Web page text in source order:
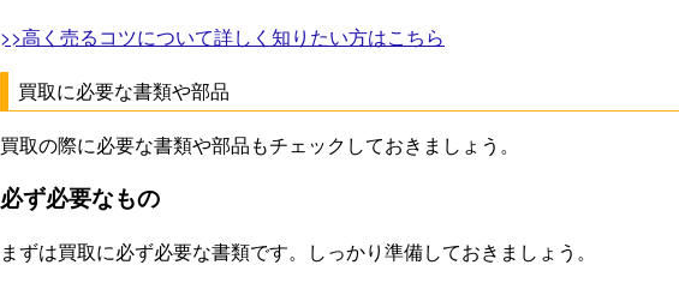
>>高く売るコツについて詳しく知りたい方はこちら
買取に必要な書類や部品
買取の際に必要な書類や部品もチェックしておきましょう。
必ず必要なもの
まずは買取に必ず必要な書類です。しっかり準備しておきましょう。